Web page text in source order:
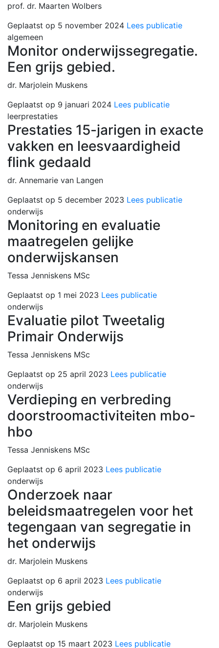
prof. dr. Maarten Wolbers
Geplaatst op 5 november 2024 Lees publicatie
algemeen
Monitor onderwijssegregatie.
Een grijs gebied.
dr. Marjolein Muskens
Geplaatst op 9 januari 2024 Lees publicatie
leerprestaties
Prestaties 15-jarigen in exacte
vakken en leesvaardigheid
flink gedaald
dr. Annemarie van Langen
Geplaatst op 5 december 2023 Lees publicatie
onderwijs
Monitoring en evaluatie
maatregelen gelijke
onderwijskansen
Tessa Jenniskens MSc
Geplaatst op 1 mei 2023 Lees publicatie
onderwijs
Evaluatie pilot Tweetalig
Primair Onderwijs
Tessa Jenniskens MSc
Geplaatst op 25 april 2023 Lees publicatie
onderwijs
Verdieping en verbreding
doorstroomactiviteiten mbo-
hbo
Tessa Jenniskens MSc
Geplaatst op 6 april 2023 Lees publicatie
onderwijs
Onderzoek naar
beleidsmaatregelen voor het
tegengaan van segregatie in
het onderwijs
dr. Marjolein Muskens
Geplaatst op 6 april 2023 Lees publicatie
onderwijs
Een grijs gebied
dr. Marjolein Muskens
Geplaatst op 15 maart 2023 Lees publicatie